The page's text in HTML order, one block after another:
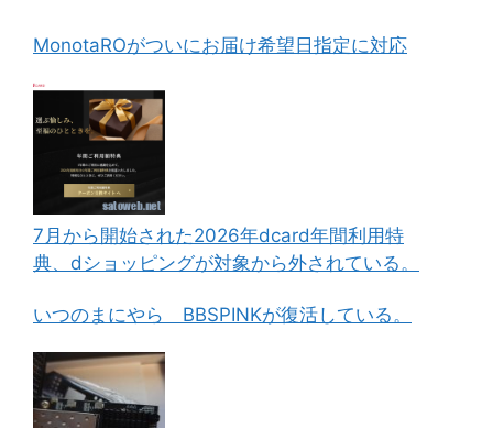
MonotaROがついにお届け希望日指定に対応
7月から開始された2026年dcard年間利用特
典、dショッピングが対象から外されている。
いつのまにやら BBSPINKが復活している。